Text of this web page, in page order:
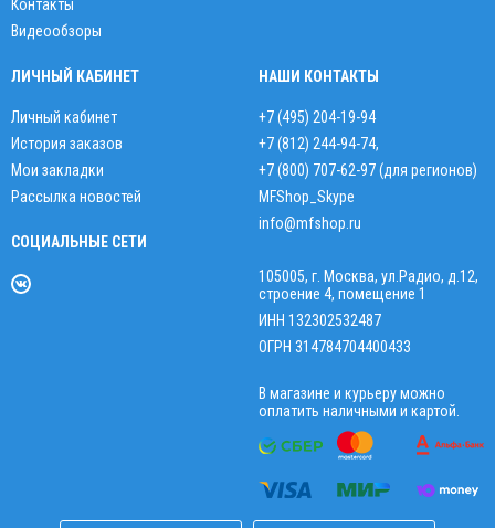
Контакты
Видеообзоры
ЛИЧНЫЙ КАБИНЕТ
Личный кабинет
История заказов
Мои закладки
Рассылка новостей
СОЦИАЛЬНЫЕ СЕТИ
НАШИ КОНТАКТЫ
+7 (495) 204-19-94
+7 (812) 244-94-74,
+7 (800) 707-62-97 (для регионов)
MFShop_Skype
info@mfshop.ru
105005, г. Москва, ул.Радио, д.12,
строение 4, помещение 1
ИНН 132302532487
ОГРН 314784704400433
В магазине и курьеру можно
оплатить наличными и картой.